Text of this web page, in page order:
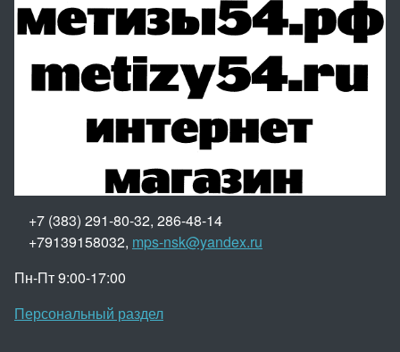
+7 (383) 291-80-32, 286-48-14
+79139158032, mps-nsk@yandex.ru
Пн-Пт 9:00-17:00
Персональный раздел